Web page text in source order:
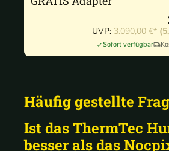
UVP: 3.090,00 €*
Sofort verfügbar
Häufig gestellte
Ist das ThermTec
besser als das